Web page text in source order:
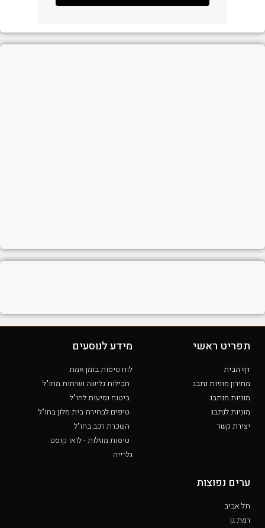
תפריט ראשי
דף הבית
מחירון מוניות נתבג
מוניות מנתבג
מוניות לנתבג
יצירת קשר
מידע לנוסעים
לוח טיסות בזמן אמת
חבילות גלישה ושיחות מחו"ל
ביטוח נסיעות לחו"ל
טיפים לבחירת בית מלון בחו"ל
השכרת רכב בחו"ל
טיסות מוזלות - לואו קוסט
גלרייה
ערים נפוצות
תל אביב
רמת גן